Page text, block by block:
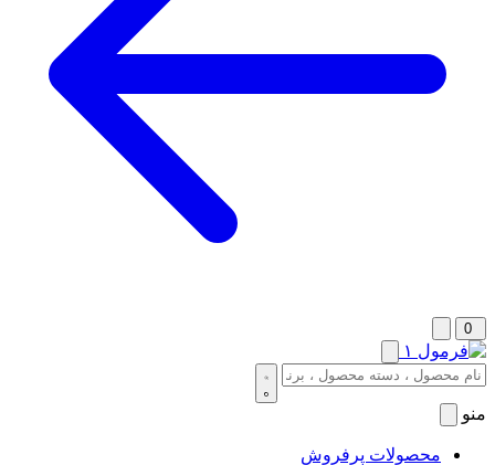
0
منو
محصولات پرفروش